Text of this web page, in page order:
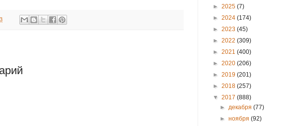
► 2025 (7)
► 2024 (174)
► 2023 (45)
► 2022 (309)
► 2021 (400)
► 2020 (206)
► 2019 (201)
► 2018 (257)
▼ 2017 (888)
►декабря(77)
►ноября(92)